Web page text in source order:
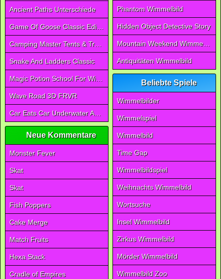
Ancient Paths Unterschiede
Game Of Goose Classic Edition
Camping Master Tents & Trees
Snake And Ladders Classic
Magic Potion School For Witch
Wave Road 3D FRVR
Car Eats Car Underwater Adventure FRVR
Neue Kommentare
Monster Fever
Skat
Skat
Fish Poppers
Cake Merge
Match Fruits
Hexa Stack
Cradle of Empires
Phantom Wimmelbild
Hidden Object Detective Story
Mountain Weekend Wimmelbild
Antiquitäten Wimmelbild
Beliebte Spiele
Wimmelbilder
Wimmelspiel
Wimmelbild
Time Gap
Wimmelbildspiel
Weihnachts Wimmelbild
Wortsuche
Insel Wimmelbild
Zirkus Wimmelbild
Mörder Wimmelbild
Wimmelbild Zoo